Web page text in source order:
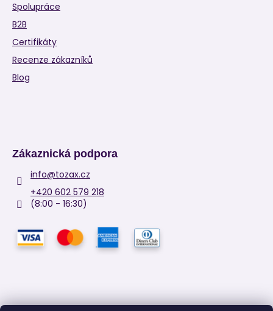
Spolupráce
B2B
Certifikáty
Recenze zákazníků
Blog
Zákaznická podpora
info@tozax.cz
+420 602 579 218
(8:00 - 16:30)